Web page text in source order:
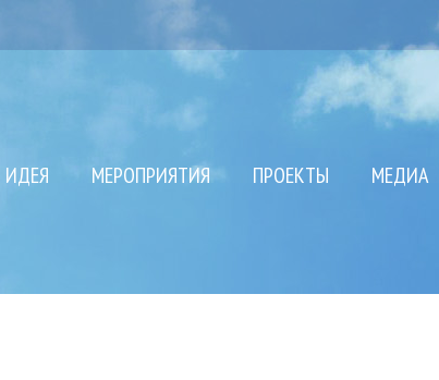
ИДЕЯ МЕРОПРИЯТИЯ ПРОЕКТЫ МЕДИА